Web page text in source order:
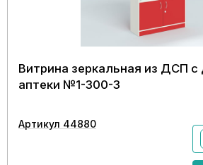
Витрина зеркальная из ДСП
аптеки №1-300-3
Артикул 44880